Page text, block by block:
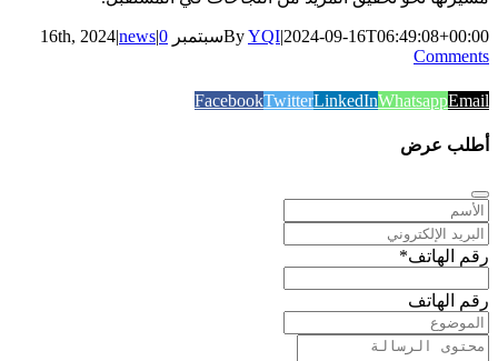
ByYQI|2024-09-16T06:49:08+00:00 سبتمبر 16th, 2024 |news|0
Comments
FacebookTwitterLinkedInWhatsappEmail
أطلب عرض
رقم الهاتف*
رقم الهاتف